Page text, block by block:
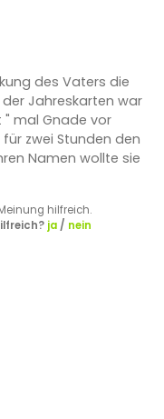
des Vaters die
Jahreskarten war
mal Gnade vor
zwei Stunden den
Namen wollte sie
hilfreich.
ja/ nein